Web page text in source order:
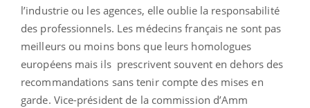
l’industrie ou les agences, elle oublie la responsabilité
des professionnels. Les médecins français ne sont pas
meilleurs ou moins bons que leurs homologues
européens mais ils prescrivent souvent en dehors des
recommandations sans tenir compte des mises en
garde. Vice-président de la commission d’Amm